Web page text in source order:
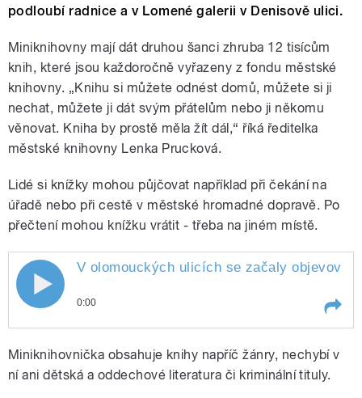
podloubí radnice a v Lomené galerii v Denisově ulici.
Miniknihovny mají dát druhou šanci zhruba 12 tisícům
knih, které jsou každoročně vyřazeny z fondu městské
knihovny. „Knihu si můžete odnést domů, můžete si ji
nechat, můžete ji dát svým přátelům nebo ji někomu
věnovat. Kniha by prostě měla žít dál,“ říká ředitelka
městské knihovny Lenka Prucková.
Lidé si knížky mohou půjčovat například při čekání na
úřadě nebo při cestě v městské hromadné dopravě. Po
přečtení mohou knížku vrátit - třeba na jiném místě.
V olomouckých ulicích se začaly
objevovat průhledné boxy z plexiskla
plné knížek. Jednu z nich šla
obhlédnout Blanka Mazalová.
V olomouckých ulicích se začaly objevovat
0:00
objevovat průhledné boxy z
plexiskla plné knížek. Jednu z
Miniknihovnička obsahuje knihy napříč žánry, nechybí v
ní ani dětská a oddechové literatura či kriminální tituly.